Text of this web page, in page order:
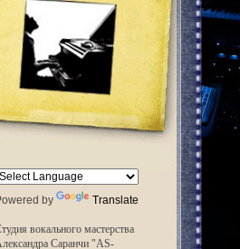
by Translate
вокального мастерства
Саранчи "AS-